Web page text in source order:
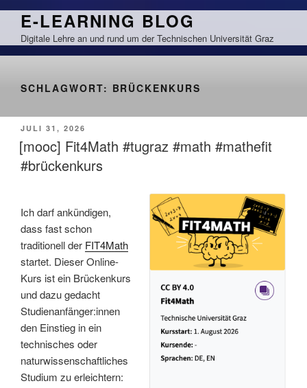
Zum
springen
E-LEARNING BLOG
Digitale Lehre an und rund um der Technischen Universität Graz
SCHLAGWORT: BRÜCKENKURS
VERÖFFENTLICHT
AM
JULI 31, 2026
[mooc] Fit4Math #tugraz #math #mathefit
#brückenkurs
Ich darf ankündigen,
dass fast schon
traditionell der FIT4Math
startet. Dieser Online-
Kurs ist ein Brückenkurs
und dazu gedacht
Studienanfänger:innen
den Einstieg in ein
technisches oder
naturwissenschaftliches
Studium zu erleichtern: